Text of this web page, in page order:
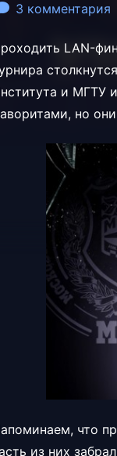
3 комментария
LAN-
и МГТУ
но
что
из них